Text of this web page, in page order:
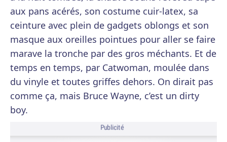
aux pans acérés, son costume cuir-latex, sa
ceinture avec plein de gadgets oblongs et son
masque aux oreilles pointues pour aller se faire
marave la tronche par des gros méchants. Et de
temps en temps, par Catwoman, moulée dans
du vinyle et toutes griffes dehors. On dirait pas
comme ça, mais Bruce Wayne, c’est un dirty
boy.
Publicité